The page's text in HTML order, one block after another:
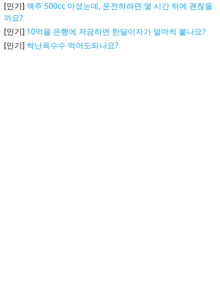
[인기] 맥주 500cc 마셨는데, 운전하려면 몇 시간 뒤에 괜찮을
까요?
[인기] 10억을 은행에 저금하면 한달이자가 얼마씩 붙나요?
[인기] 싹난옥수수 먹어도되나요?